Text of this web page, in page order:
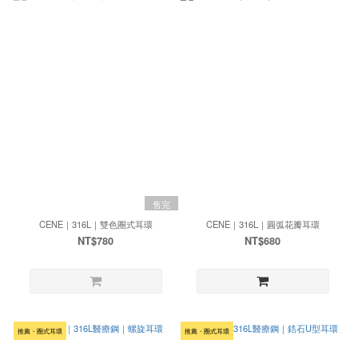
售完
CENE｜316L｜雙色圈式耳環
NT$780
CENE｜316L｜圓弧花瓣耳環
NT$680
推薦・圈式耳環 推薦・圈式耳環